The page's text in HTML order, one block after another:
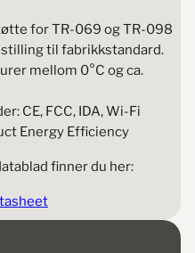
for TR-069 og TR-098
til fabrikkstandard.
mellom 0°C og ca.
CE, FCC, IDA, Wi-Fi
Energy Efficiency
finner du her: